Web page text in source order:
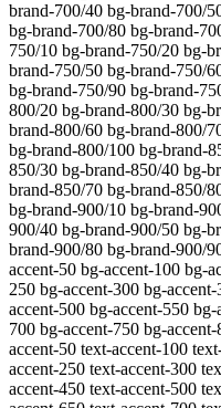
brand-700/40 bg-brand-700/
bg-brand-700/80 bg-brand-
750/10 bg-brand-750/20 bg-
brand-750/50 bg-brand-750/
bg-brand-750/90 bg-brand-
800/20 bg-brand-800/30 bg-
brand-800/60 bg-brand-800/
bg-brand-800/100 bg-brand-
850/30 bg-brand-850/40 bg-
brand-850/70 bg-brand-850/
bg-brand-900/10 bg-brand-
900/40 bg-brand-900/50 bg-
brand-900/80 bg-brand-900/
accent-50 bg-accent-100 bg-
250 bg-accent-300 bg-
accent-500 bg-accent-550
700 bg-accent-750 bg-
accent-50 text-accent-100
accent-250 text-accent-300
accent-450 text-accent-500